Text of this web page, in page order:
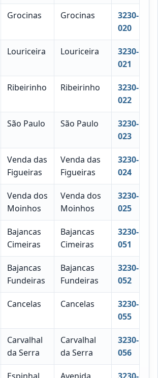
Grocinas Grocinas
3230-
020
Louriceira Louriceira
3230-
021
Ribeirinho Ribeirinho
3230-
022
São Paulo São Paulo
3230-
023
Venda das
Figueiras
Venda das
Figueiras
3230-
024
Venda dos
Moinhos
Venda dos
Moinhos
3230-
025
Bajancas
Cimeiras
Bajancas
Cimeiras
3230-
051
Bajancas
Fundeiras
Bajancas
Fundeiras
3230-
052
Cancelas Cancelas
3230-
055
Carvalhal
da Serra
Carvalhal
da Serra
3230-
056